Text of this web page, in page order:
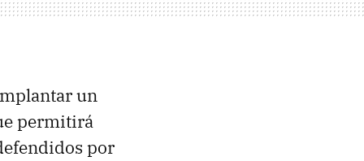
un
permitirá
por